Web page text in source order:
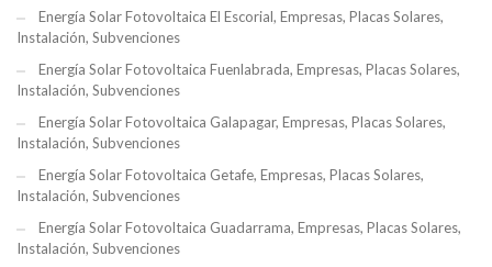
Energía Solar Fotovoltaica El Escorial, Empresas, Placas Solares,
Instalación, Subvenciones
Energía Solar Fotovoltaica Fuenlabrada, Empresas, Placas Solares,
Instalación, Subvenciones
Energía Solar Fotovoltaica Galapagar, Empresas, Placas Solares,
Instalación, Subvenciones
Energía Solar Fotovoltaica Getafe, Empresas, Placas Solares,
Instalación, Subvenciones
Energía Solar Fotovoltaica Guadarrama, Empresas, Placas Solares,
Instalación, Subvenciones